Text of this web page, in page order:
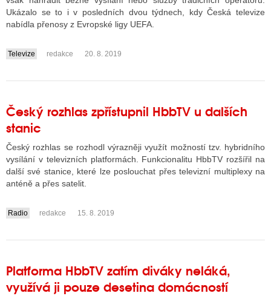
TELEVIZÍ
INTERNET
RÁDIA
STRÁNKY RÁDIÍ
Ukázalo se to i v posledních dvou týdnech, kdy Česká televize
nabídla přenosy z Evropské ligy UEFA.
....
Televize redakce 20. 8. 2019
Český rozhlas zpřístupnil HbbTV u dalších
stanic
Český rozhlas se rozhodl výrazněji využít možností tzv. hybridního
vysílání v televizních platformách. Funkcionalitu HbbTV rozšířil na
další své stanice, které lze poslouchat přes televizní multiplexy na
anténě a přes satelit.
....
Radio redakce 15. 8. 2019
Platforma HbbTV zatím diváky neláká,
využívá ji pouze desetina domácností